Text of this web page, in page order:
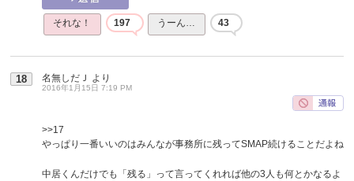
それな！ 197 うーん… 43
18 名無しだＪ より
2016年1月15日 7:19 PM
>>17
やっぱり一番いいのはみんなが事務所に残ってSMAP続けることだよね
中居くんだけでも「残る」って言ってくれれば他の3人も何とかなるよ